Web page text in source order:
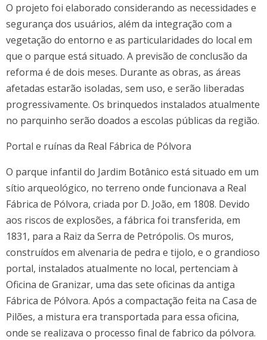
O projeto foi elaborado considerando as necessidades e
segurança dos usuários, além da integração com a
vegetação do entorno e as particularidades do local em
que o parque está situado. A previsão de conclusão da
reforma é de dois meses. Durante as obras, as áreas
afetadas estarão isoladas, sem uso, e serão liberadas
progressivamente. Os brinquedos instalados atualmente
no parquinho serão doados a escolas públicas da região.
Portal e ruínas da Real Fábrica de Pólvora
O parque infantil do Jardim Botânico está situado em um
sítio arqueológico, no terreno onde funcionava a Real
Fábrica de Pólvora, criada por D. João, em 1808. Devido
aos riscos de explosões, a fábrica foi transferida, em
1831, para a Raiz da Serra de Petrópolis. Os muros,
construídos em alvenaria de pedra e tijolo, e o grandioso
portal, instalados atualmente no local, pertenciam à
Oficina de Granizar, uma das sete oficinas da antiga
Fábrica de Pólvora. Após a compactação feita na Casa de
Pilões, a mistura era transportada para essa oficina,
onde se realizava o processo final de fabrico da pólvora.